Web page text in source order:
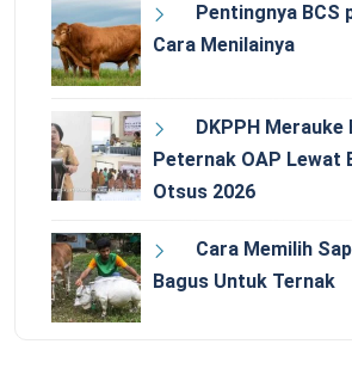
Pentingnya BCS
Cara Menilainya
DKPPH Merauke
Peternak OAP Lewat
Otsus 2026
Cara Memilih
Bagus Untuk Ternak